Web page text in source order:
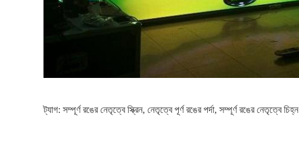
ট্যাগ: সম্পূর্ণ রঙের নেতৃত্বে স্ক্রিন, নেতৃত্বে পূর্ণ রঙের পর্দা, সম্পূর্ণ রঙের নেতৃত্বে চিহ্ন